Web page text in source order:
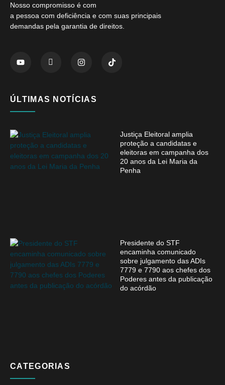
Nosso compromisso é com
a pessoa com deficiência e com suas principais
demandas pela garantia de direitos.
ÚLTIMAS NOTÍCIAS
Justiça Eleitoral amplia
proteção a candidatas e
eleitoras em campanha dos
20 anos da Lei Maria da
Penha
Presidente do STF
encaminha comunicado
sobre julgamento das ADIs
7779 e 7790 aos chefes dos
Poderes antes da publicação
do acórdão
CATEGORIAS